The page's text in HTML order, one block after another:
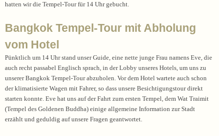
hatten wir die Tempel-Tour für 14 Uhr gebucht.
Bangkok Tempel-Tour mit Abholung
vom Hotel
Pünktlich um 14 Uhr stand unser Guide, eine nette junge Frau namens Eve, die
auch recht passabel Englisch sprach, in der Lobby unseres Hotels, um uns zu
unserer Bangkok Tempel-Tour abzuholen. Vor dem Hotel wartete auch schon
der klimatisierte Wagen mit Fahrer, so dass unsere Besichtigungstour direkt
starten konnte. Eve hat uns auf der Fahrt zum ersten Tempel, dem Wat Traimit
(Tempel des Goldenen Buddha) einige allgemeine Information zur Stadt
erzählt und geduldig auf unsere Fragen geantwortet.